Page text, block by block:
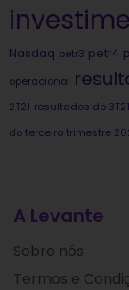
Nasdaq petr3 petr4
operacional
2T21 resultados do 3T21
do terceiro trimestre
A Levante
Sobre nós
Termos e